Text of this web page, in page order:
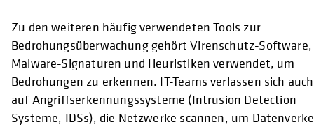
Zu den weiteren häufig verwendeten Tools zur
Bedrohungsüberwachung gehört Virenschutz-
Malware-Signaturen und Heuristiken verwendet, um
Bedrohungen zu erkennen. IT-Teams verlassen sich auch
auf Angriffserkennungssysteme (Intrusion Detection
Systeme, IDSs), die Netzwerke scannen, um